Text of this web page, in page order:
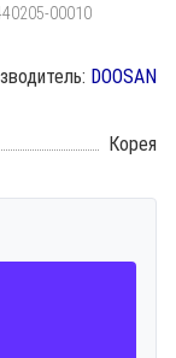
00010
DOOSAN
Корея